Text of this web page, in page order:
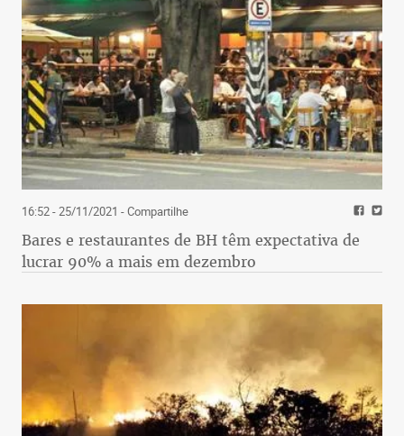
16:52 - 25/11/2021 - Compartilhe
Bares e restaurantes de BH têm expectativa de
lucrar 90% a mais em dezembro